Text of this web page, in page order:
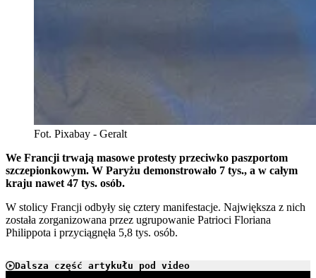
Fot. Pixabay - Geralt
We Francji trwają masowe protesty przeciwko paszportom
szczepionkowym. W Paryżu demonstrowało 7 tys., a w całym
kraju nawet 47 tys. osób.
W stolicy Francji odbyły się cztery manifestacje. Największa z nich
została zorganizowana przez ugrupowanie Patrioci Floriana
Philippota i przyciągnęła 5,8 tys. osób.
Dalsza część artykułu pod video